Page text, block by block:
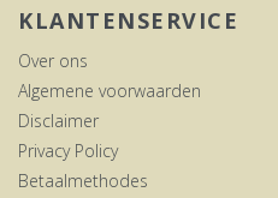
KLANTENSERVICE
Over ons
Algemene voorwaarden
Disclaimer
Privacy Policy
Betaalmethodes